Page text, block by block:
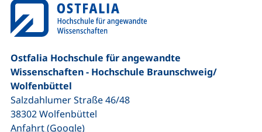
Ostfalia Hochschule für angewandte
Wissenschaften - Hochschule Braunschweig/​
Wolfenbüttel
Salzdahlumer Straße 46/48
38302Wolfenbüttel
Anfahrt (Google)(externer Link, öffnet neues Fenster)